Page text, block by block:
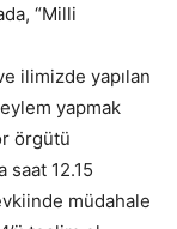
“Milli
ilimizde yapılan
yapmak
örgütü
saat 12.15
müdahale